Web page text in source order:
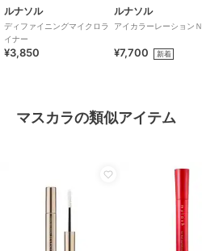
ルナソル
ディファイニングマイクロラ
イナー
¥3,850
ルナソル
アイカラーレーションＮ
¥7,700 新着
マスカラの類似アイテム